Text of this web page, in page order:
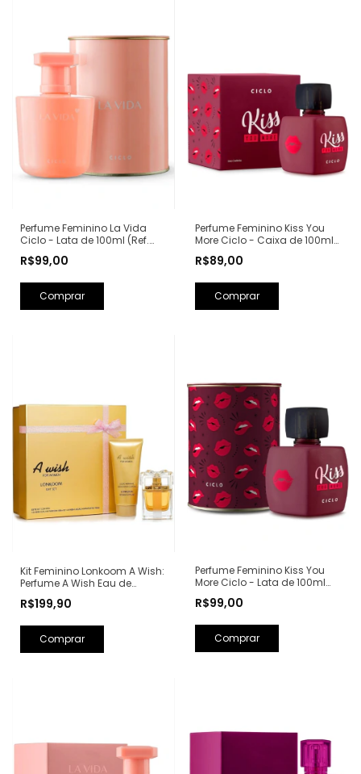
Perfume Feminino La Vida
Ciclo - Lata de 100ml (Ref.
Lancôme)
R$99,00
Perfume Feminino Kiss You
More Ciclo - Caixa de 100ml
Laurent)
R$89,00
Kit Feminino Lonkoom A Wish:
Perfume A Wish Eau de
Hidratante Corporal
R$199,90
Perfume Feminino Kiss You
More Ciclo - Lata de 100ml
(Ref. Olfativa: Libre Yves Saint
Laurent)
R$99,00